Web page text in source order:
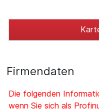
Firmendaten
Die folgenden
wenn Sie sich als